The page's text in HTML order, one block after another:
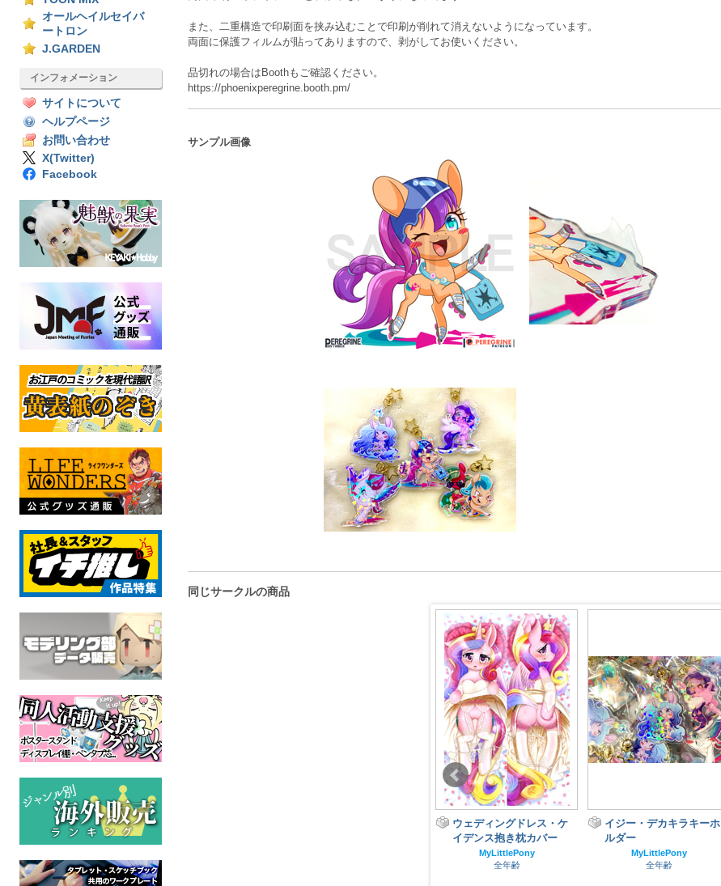
オールヘイルセイバ
ートロン
J.GARDEN
インフォメーション
サイトについて
ヘルプページ
お問い合わせ
X(Twitter)
Facebook
また、二重構造で印刷面を挟み込むことで印刷が削れて消えないようになっています。
両面に保護フィルムが貼ってありますので、剥がしてお使いください。
品切れの場合はBoothもご確認ください。
https://phoenixperegrine.booth.pm/
サンプル画像
同じサークルの商品
ニーダッシィ抱き枕カ
全年齢
ランジェリートワイ抱き
ウェディングドレス・ケ
イデンス抱き枕カバー
MyLittlePony
全年齢
イジー・デカキラキーホ
ルダー
MyLittlePony
全年齢